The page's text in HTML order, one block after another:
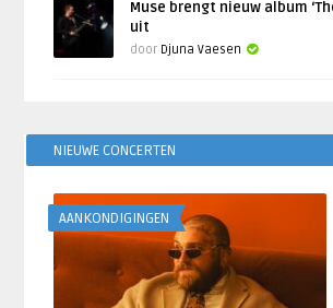
Muse brengt nieuw album
uit
door Djuna Vaesen
NIEUWE CONCERTEN
AANKONDIGINGEN